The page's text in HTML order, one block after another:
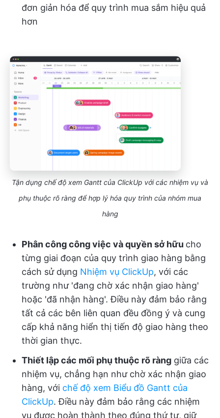
đơn giản hóa để quy trình mua sắm hiệu quả
hơn
Tận dụng chế độ xem Gantt của ClickUp với các nhiệm vụ và
phụ thuộc rõ ràng để hợp lý hóa quy trình của nhóm mua
hàng
Phân công công việc và quyền sở hữu cho
từng giai đoạn của quy trình giao hàng bằng
cách sử dụng Nhiệm vụ ClickUp, với các
trường như 'đang chờ xác nhận giao hàng'
hoặc 'đã nhận hàng'. Điều này đảm bảo rằng
tất cả các bên liên quan đều đồng ý và cung
cấp khả năng hiển thị tiến độ giao hàng theo
thời gian thực.
Thiết lập các mối phụ thuộc rõ ràng giữa các
nhiệm vụ, chẳng hạn như chờ xác nhận giao
hàng, với chế độ xem Biểu đồ Gantt của
ClickUp. Điều này đảm bảo rằng các nhiệm
vụ được hoàn thành theo đúng thứ tự, giữ